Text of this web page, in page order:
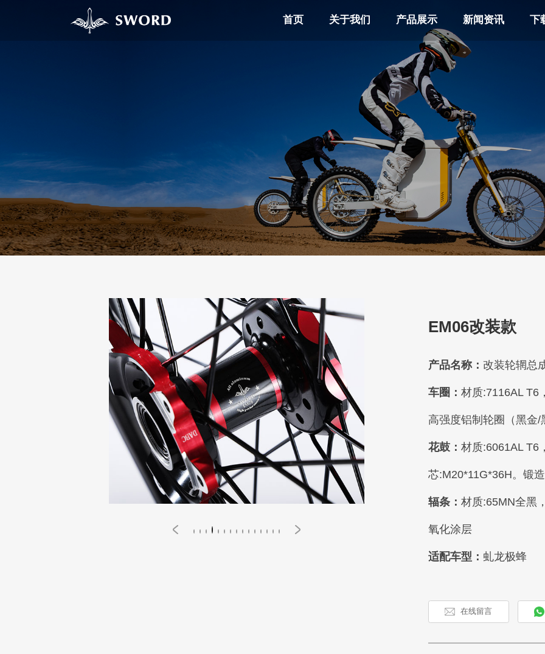
首页 关于我们 产品展示 新闻资讯 下
EM06改装款
产品名称： 改装轮辋总
车圈：
高强度铝制轮圈（黑金/
花鼓：
芯:M20*11G*36H。锻
辐条：
氧化涂层
适配车型： 虬龙极蜂
在线留言